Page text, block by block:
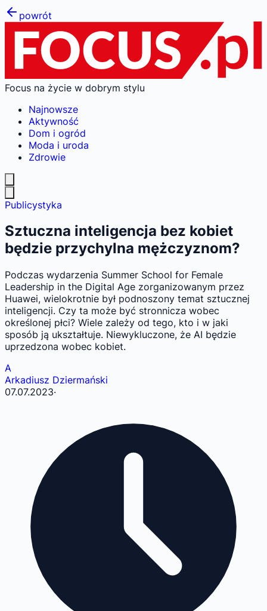
powrót
Focus na życie w dobrym stylu
Najnowsze
Aktywność
Dom i ogród
Moda i uroda
Zdrowie
Publicystyka
Sztuczna inteligencja bez kobiet
będzie przychylna mężczyznom?
Podczas wydarzenia Summer School for Female
Leadership in the Digital Age zorganizowanym przez
Huawei, wielokrotnie był podnoszony temat sztucznej
inteligencji. Czy ta może być stronnicza wobec
określonej płci? Wiele zależy od tego, kto i w jaki
sposób ją ukształtuje. Niewykluczone, że AI będzie
uprzedzona wobec kobiet.
A
Arkadiusz Dziermański
07.07.2023·